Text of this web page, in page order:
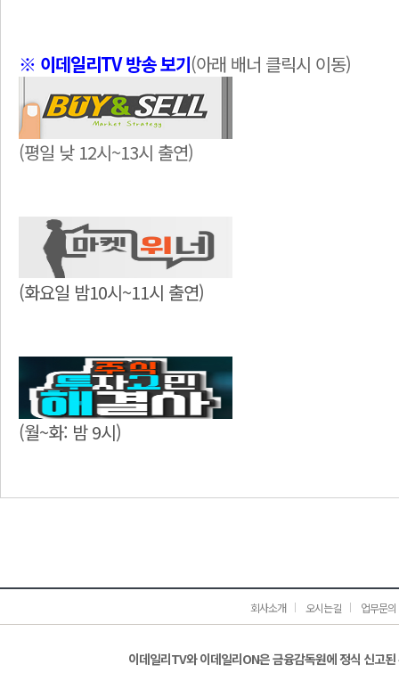
※ 이데일리TV 방송 보기(아래 배너 클릭시 이동)
(평일 낮 12시~13시 출연)
(화요일 밤10시~11시 출연)
(월~화: 밤 9시)
회사소개 오시는길 업무문의
이데일리TV와 이데일리ON은 금융감독원에 정식 신고